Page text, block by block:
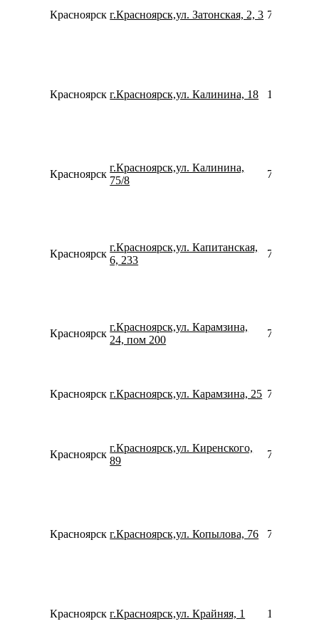
Красноярск г.Красноярск,ул. Затонская, 2, 3
Красноярск г.Красноярск,ул. Калинина, 18
Красноярск
г.Красноярск,ул. Калинина,
75/8
Красноярск
г.Красноярск,ул. Капитанская,
6, 233
Красноярск
г.Красноярск,ул. Карамзина,
24, пом 200
Красноярск г.Красноярск,ул. Карамзина, 25
Красноярск
г.Красноярск,ул. Киренского,
89
Красноярск г.Красноярск,ул. Копылова, 76
Красноярск г.Красноярск,ул. Крайняя, 1